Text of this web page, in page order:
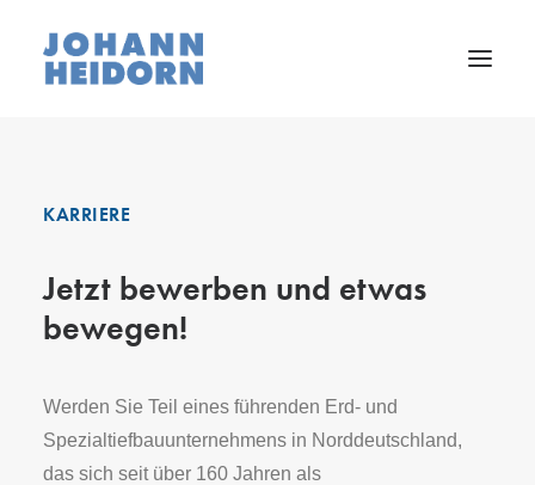
Referenzen
Karriere
Kontakt
KARRIERE
Jetzt bewerben und etwas
bewegen!
Werden Sie Teil eines führenden Erd- und
Spezialtiefbauunternehmens in Norddeutschland,
das sich seit über 160 Jahren als